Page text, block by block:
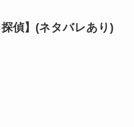
探偵】(ネタバレあり)